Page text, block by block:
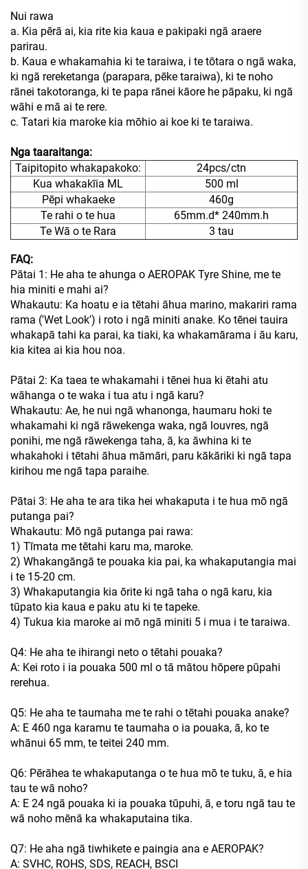
Nui rawa
a. Kia pērā ai, kia rite kia kaua e pakipaki ngā araere
parirau.
b. Kaua e whakamahia ki te taraiwa, i te tōtara o ngā waka,
ki ngā rereketanga (parapara, pēke taraiwa), ki te noho
rānei takotoranga, ki te papa rānei kāore he pāpaku, ki ngā
wāhi e mā ai te rere.
c. Tatari kia maroke kia mōhio ai koe ki te taraiwa.
Nga taaraitanga:
Taipitopito whakapakoko:
24pcs/ctn
Kua whakakīia ML
500 ml
Pēpi whakaeke
460g
Te rahi o te hua
65mm.d* 240mm.h
Te Wā o te Rara
3 tau
FAQ:
Pātai 1: He aha te ahunga o AEROPAK Tyre Shine, me te
hia miniti e mahi ai?
Whakautu: Ka hoatu e ia tētahi āhua marino, makariri rama
rama ('Wet Look') i roto i ngā miniti anake. Ko tēnei tauira
whakapā tahi ka parai, ka tiaki, ka whakamārama i āu karu,
kia kitea ai kia hou noa.
Pātai 2: Ka taea te whakamahi i tēnei hua ki ētahi atu
wāhanga o te waka i tua atu i ngā karu?
Whakautu: Ae, he nui ngā whanonga, haumaru hoki te
whakamahi ki ngā rāwekenga waka, ngā louvres, ngā
ponihi, me ngā rāwekenga taha, ā, ka āwhina ki te
whakahoki i tētahi āhua māmāri, paru kākāriki ki ngā tapa
kirihou me ngā tapa paraihe.
Pātai 3: He aha te ara tika hei whakaputa i te hua mō ngā
putanga pai?
Whakautu: Mō ngā putanga pai rawa:
1) Tīmata me tētahi karu ma, maroke.
2) Whakangāngā te pouaka kia pai, ka whakaputangia mai
i te 15-20 cm.
3) Whakaputangia kia ōrite ki ngā taha o ngā karu, kia
tūpato kia kaua e paku atu ki te tapeke.
4) Tukua kia maroke ai mō ngā miniti 5 i mua i te taraiwa.
Q4: He aha te ihirangi neto o tētahi pouaka?
A: Kei roto i ia pouaka 500 ml o tā mātou hōpere pūpahi
rerehua.
Q5: He aha te taumaha me te rahi o tētahi pouaka anake?
A: E 460 nga karamu te taumaha o ia pouaka, ā, ko te
whānui 65 mm, te teitei 240 mm.
Q6: Pērāhea te whakaputanga o te hua mō te tuku, ā, e hia
tau te wā noho?
A: E 24 ngā pouaka ki ia pouaka tūpuhi, ā, e toru ngā tau te
wā noho mēnā ka whakaputaina tika.
Q7: He aha ngā tiwhikete e paingia ana e AEROPAK?
A: SVHC, ROHS, SDS, REACH, BSCI